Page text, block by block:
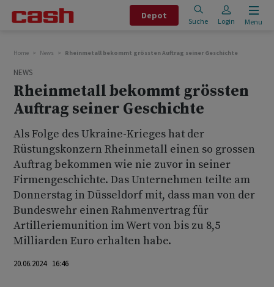
Depot
Suche Login Menu
Home News Rheinmetall bekommt grössten Auftrag seiner Geschichte
NEWS
Rheinmetall bekommt grössten
Auftrag seiner Geschichte
Als Folge des Ukraine-Krieges hat der
Rüstungskonzern Rheinmetall einen so grossen
Auftrag bekommen wie nie zuvor in seiner
Firmengeschichte. Das Unternehmen teilte am
Donnerstag in Düsseldorf mit, dass man von der
Bundeswehr einen Rahmenvertrag für
Artilleriemunition im Wert von bis zu 8,5
Milliarden Euro erhalten habe.
20.06.2024 16:46